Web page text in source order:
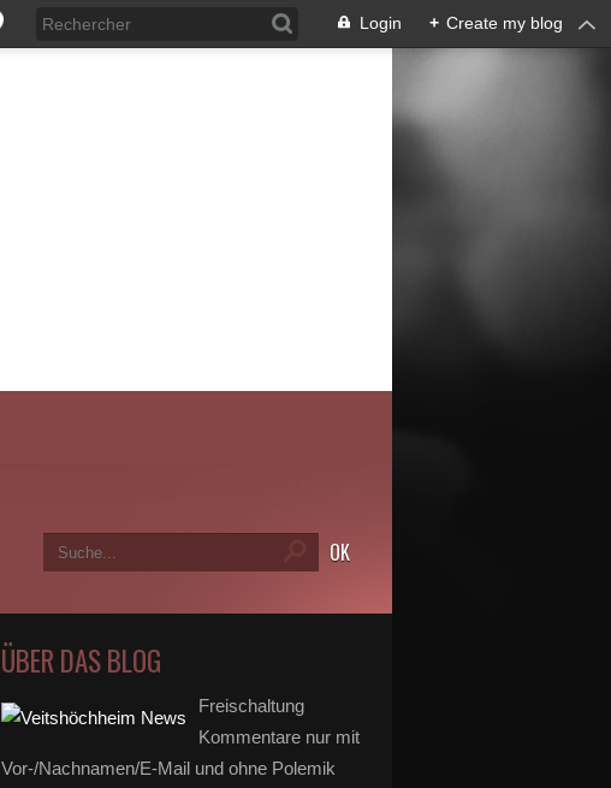
Login + Create my blog
ÜBER DAS BLOG
Freischaltung
Kommentare nur mit
Vor-/Nachnamen/E-Mail und ohne Polemik